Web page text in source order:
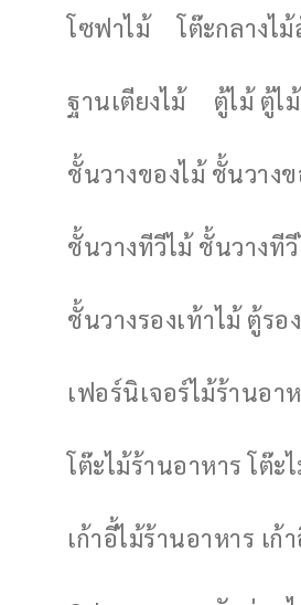
โซฟาไม้ โต๊ะกลางไ
ฐานเตียงไม้ ตู้ไม้ ตู้ไ
ชั้นวางของไม้ ชั้นวาง
ชั้นวางทีวีไม้ ชั้นวางที
ชั้นวางรองเท้าไม้ ตู้รอ
เฟอร์นิเจอร์ไม้ร้านอา
โต๊ะไม้ร้านอาหาร โต๊ะ
เก้าอี้ไม้ร้านอาหาร เก้